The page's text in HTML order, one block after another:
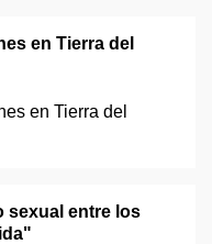
en Tierra del
sexual entre los